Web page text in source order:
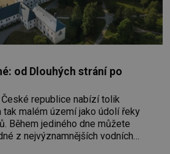
od Dlouhých strání po
republice nabízí tolik
malém území jako údolí řeky
Během jediného dne můžete
z nejvýznamnějších vodních